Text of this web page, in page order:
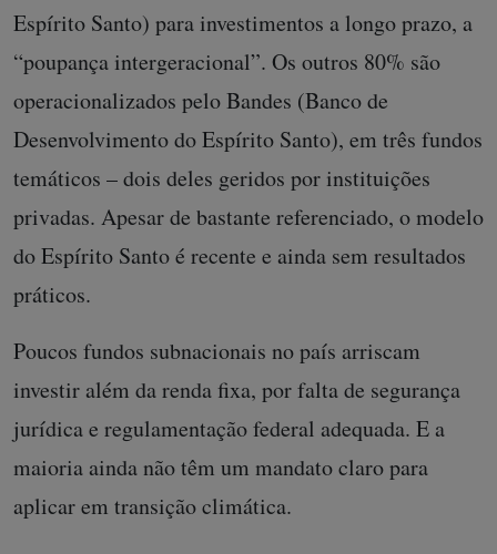
Espírito Santo) para investimentos a longo prazo, a
“poupança intergeracional”. Os outros 80% são
operacionalizados pelo Bandes (Banco de
Desenvolvimento do Espírito Santo), em três fundos
temáticos – dois deles geridos por instituições
privadas. Apesar de bastante referenciado, o modelo
do Espírito Santo é recente e ainda sem resultados
práticos.
Poucos fundos subnacionais no país arriscam
investir além da renda fixa, por falta de segurança
jurídica e regulamentação federal adequada. E a
maioria ainda não têm um mandato claro para
aplicar em transição climática.